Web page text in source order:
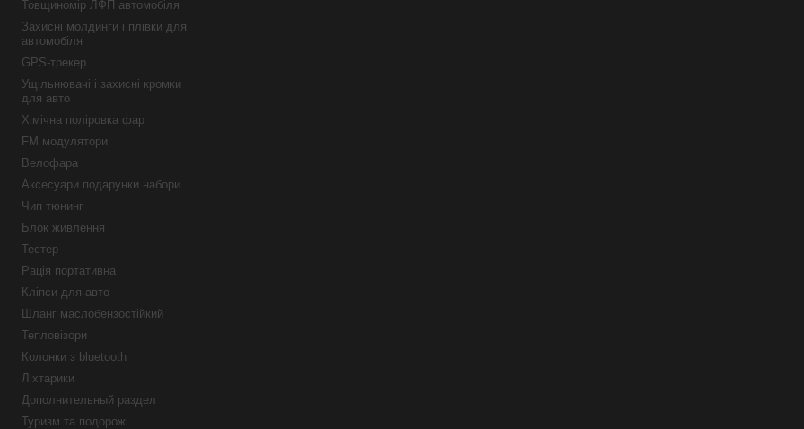
Товщиномір ЛФП автомобіля
Захисні молдинги і плівки для
автомобіля
GPS-трекер
Ущільнювачі і захисні кромки
для авто
Хімічна поліровка фар
FM модулятори
Велофара
Аксесуари подарунки набори
Чип тюнинг
Блок живлення
Тестер
Рація портативна
Кліпси для авто
Шланг маслобензостійкий
Тепловізори
Колонки з bluetooth
Ліхтарики
Дополнительный раздел
Туризм та подорожі